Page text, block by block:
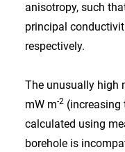
anisotropy, such
principal
respectively.
The unusually high
mW m-2 (increasing
calculated using
borehole is